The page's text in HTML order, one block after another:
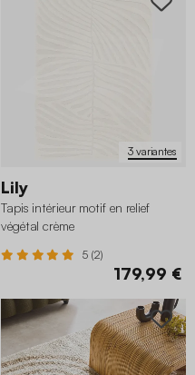
3 variantes
Lily
Tapis intérieur motif en relief
végétal crème
5 (2)
179,99 €